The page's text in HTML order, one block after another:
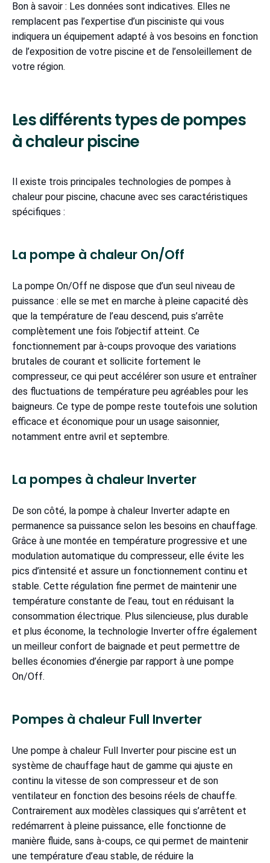
Bon à savoir : Les données sont indicatives. Elles ne
remplacent pas l’expertise d’un pisciniste qui vous
indiquera un équipement adapté à vos besoins en fonction
de l’exposition de votre piscine et de l’ensoleillement de
votre région.
Les différents types de pompes
à chaleur piscine
Il existe trois principales technologies de pompes à
chaleur pour piscine, chacune avec ses caractéristiques
spécifiques :
La pompe à chaleur On/Off
La pompe On/Off ne dispose que d’un seul niveau de
puissance : elle se met en marche à pleine capacité dès
que la température de l’eau descend, puis s’arrête
complètement une fois l’objectif atteint. Ce
fonctionnement par à-coups provoque des variations
brutales de courant et sollicite fortement le
compresseur, ce qui peut accélérer son usure et entraîner
des fluctuations de température peu agréables pour les
baigneurs. Ce type de pompe reste toutefois une solution
efficace et économique pour un usage saisonnier,
notamment entre avril et septembre.
La pompes à chaleur Inverter
De son côté, la pompe à chaleur Inverter adapte en
permanence sa puissance selon les besoins en chauffage.
Grâce à une montée en température progressive et une
modulation automatique du compresseur, elle évite les
pics d’intensité et assure un fonctionnement continu et
stable. Cette régulation fine permet de maintenir une
température constante de l’eau, tout en réduisant la
consommation électrique. Plus silencieuse, plus durable
et plus économe, la technologie Inverter offre également
un meilleur confort de baignade et peut permettre de
belles économies d’énergie par rapport à une pompe
On/Off.
Pompes à chaleur Full Inverter
Une pompe à chaleur Full Inverter pour piscine est un
système de chauffage haut de gamme qui ajuste en
continu la vitesse de son compresseur et de son
ventilateur en fonction des besoins réels de chauffe.
Contrairement aux modèles classiques qui s’arrêtent et
redémarrent à pleine puissance, elle fonctionne de
manière fluide, sans à-coups, ce qui permet de maintenir
une température d’eau stable, de réduire la